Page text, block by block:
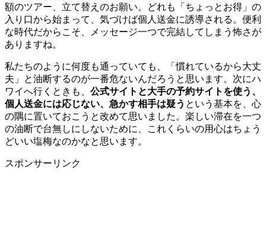
額のツアー、立て替えのお願い。どれも「ちょっとお得」の
入り口から始まって、気づけば個人送金に誘導される。便利
な時代だからこそ、メッセージ一つで完結してしまう怖さが
ありますね。
私たちのように何度も通っていても、「慣れているから大丈
夫」と油断するのが一番危ないんだろうと思います。次にハ
ワイへ行くときも、 公式サイトと大手の予約サイトを使う、
個人送金には応じない、急かす相手は疑う という基本を、心
の隅に置いておこうと改めて思いました。楽しい滞在を一つ
の油断で台無しにしないために、これくらいの用心はちょう
どいい塩梅なのかなと思います。
スポンサーリンク